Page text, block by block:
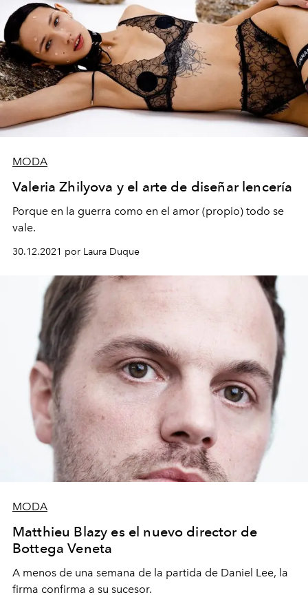
MODA
Valeria Zhilyova y el arte de diseñar lencería
Porque en la guerra como en el amor (propio) todo se
vale.
30.12.2021 por Laura Duque
MODA
Matthieu Blazy es el nuevo director de
Bottega Veneta
A menos de una semana de la partida de Daniel Lee, la
firma confirma a su sucesor.